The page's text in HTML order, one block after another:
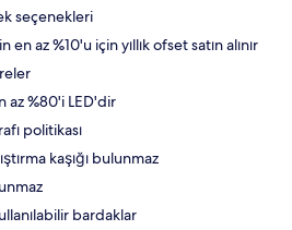
seçenekleri
en az %10'u için yıllık ofset satın alınır
az %80'i LED'dir
politikası
kaşığı bulunmaz
bardaklar